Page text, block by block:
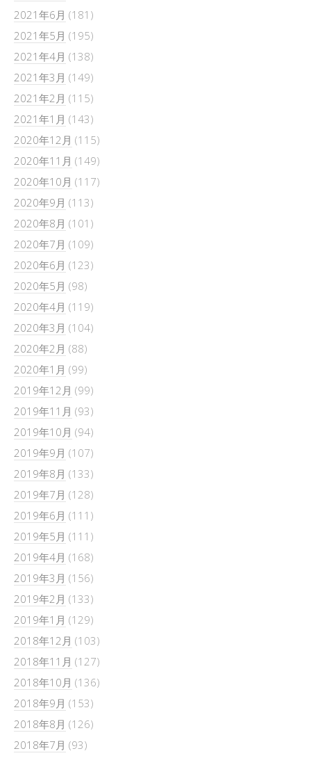
2021年6月 (181)
2021年5月 (195)
2021年4月 (138)
2021年3月 (149)
2021年2月 (115)
2021年1月 (143)
2020年12月 (115)
2020年11月 (149)
2020年10月 (117)
2020年9月 (113)
2020年8月 (101)
2020年7月 (109)
2020年6月 (123)
2020年5月 (98)
2020年4月 (119)
2020年3月 (104)
2020年2月 (88)
2020年1月 (99)
2019年12月 (99)
2019年11月 (93)
2019年10月 (94)
2019年9月 (107)
2019年8月 (133)
2019年7月 (128)
2019年6月 (111)
2019年5月 (111)
2019年4月 (168)
2019年3月 (156)
2019年2月 (133)
2019年1月 (129)
2018年12月 (103)
2018年11月 (127)
2018年10月 (136)
2018年9月 (153)
2018年8月 (126)
2018年7月 (93)